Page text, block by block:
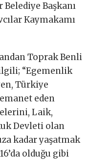
Başkanı
Kaymakamı
Toprak Benli
“Egemenlik
Türkiye
eden
Laik,
Devleti olan
kadar yaşatmak
olduğu gibi